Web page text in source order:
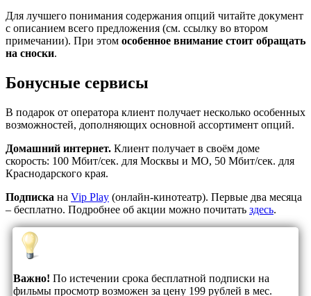
Для лучшего понимания содержания опций читайте документ
с описанием всего предложения (см. ссылку во втором
примечании). При этом особенное внимание стоит обращать
на сноски.
Бонусные сервисы
В подарок от оператора клиент получает несколько особенных
возможностей, дополняющих основной ассортимент опций.
Домашний интернет. Клиент получает в своём доме
скорость: 100 Мбит/сек. для Москвы и МО, 50 Мбит/сек. для
Краснодарского края.
Подписка на Vip Play (онлайн-кинотеатр). Первые два месяца
– бесплатно. Подробнее об акции можно почитать здесь.
Важно! По истечении срока бесплатной подписки на
фильмы просмотр возможен за цену 199 рублей в мес.